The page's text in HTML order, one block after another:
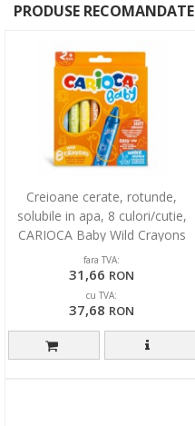
PRODUSE RECOMANDATE
Creioane cerate, rotunde,
solubile in apa, 8 culori/cutie,
CARIOCA Baby Wild Crayons
2+
fara TVA:
31,66 RON
cu TVA:
37,68 RON